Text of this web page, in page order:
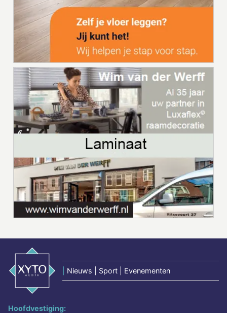
Nieuws | Sport | Evenementen
Hoofdvestiging: